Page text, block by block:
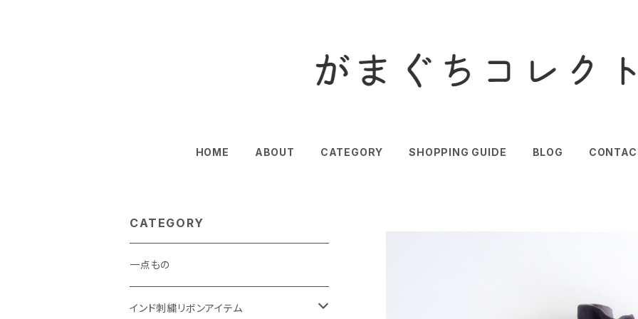
HOME ABOUT CATEGORY SHOPPING GUIDE BLOG
CATEGORY
一点もの
インド刺繍リボンアイテム